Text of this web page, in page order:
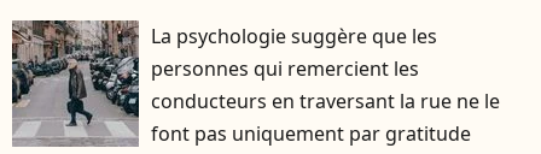
La psychologie suggère que les
personnes qui remercient les
conducteurs en traversant la rue ne le
font pas uniquement par gratitude